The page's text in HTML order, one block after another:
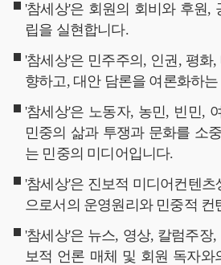
'참세상'은 회원의 회비와 후원,
립을 실현합니다.
'참세상'은 민주주의, 인권, 평
향하고, 대안 담론을 여론화하
'참세상'은 노동자, 농민, 빈민,
민중의 삶과 투쟁과 문화를 소
는 민중의 미디어입니다.
'참세상'은 진보적 미디어컨텐
으로서의 운영원리와 민중적
'참세상'은 뉴스, 영상, 칼럼주
보적 언론 매체 및 회원 독자와